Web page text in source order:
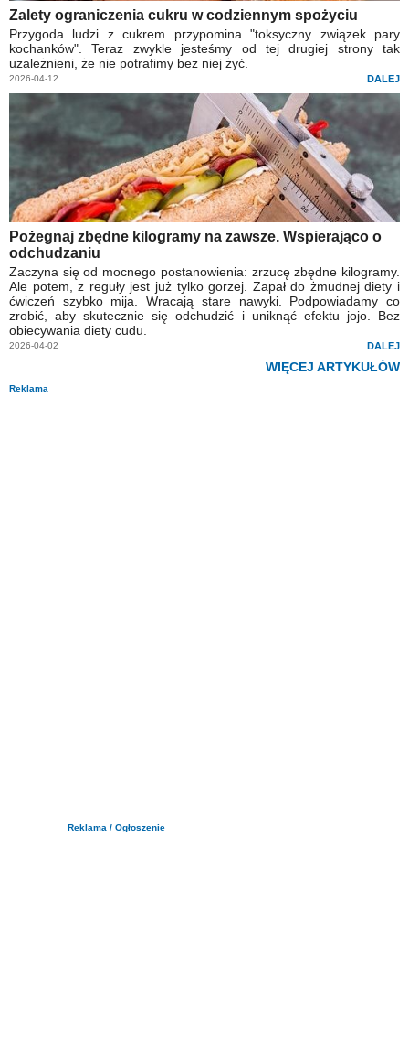
Zalety ograniczenia cukru w codziennym spożyciu
Przygoda ludzi z cukrem przypomina "toksyczny związek pary
kochanków". Teraz zwykle jesteśmy od tej drugiej strony tak
uzależnieni, że nie potrafimy bez niej żyć.
2026-04-12 DALEJ
Pożegnaj zbędne kilogramy na zawsze. Wspierająco o
odchudzaniu
Zaczyna się od mocnego postanowienia: zrzucę zbędne kilogramy.
Ale potem, z reguły jest już tylko gorzej. Zapał do żmudnej diety i
ćwiczeń szybko mija. Wracają stare nawyki. Podpowiadamy co
zrobić, aby skutecznie się odchudzić i uniknąć efektu jojo. Bez
obiecywania diety cudu.
2026-04-02 DALEJ
WIĘCEJ ARTYKUŁÓW
Reklama
Reklama / Ogłoszenie